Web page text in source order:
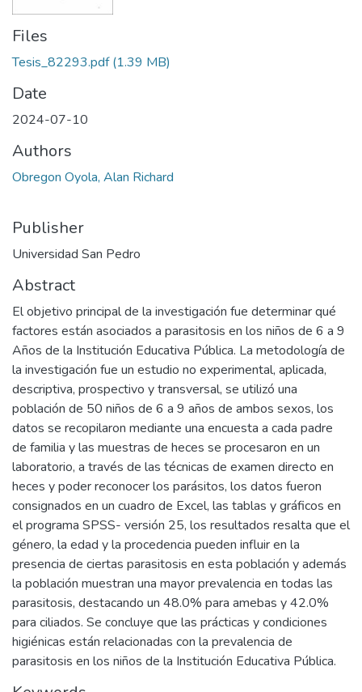
Files
Tesis_82293.pdf(1.39 MB)
Date
2024-07-10
Authors
Obregon Oyola, Alan Richard
Publisher
Universidad San Pedro
Abstract
El objetivo principal de la investigación fue determinar qué
factores están asociados a parasitosis en los niños de 6 a 9
Años de la Institución Educativa Pública. La metodología de
la investigación fue un estudio no experimental, aplicada,
descriptiva, prospectivo y transversal, se utilizó una
población de 50 niños de 6 a 9 años de ambos sexos, los
datos se recopilaron mediante una encuesta a cada padre
de familia y las muestras de heces se procesaron en un
laboratorio, a través de las técnicas de examen directo en
heces y poder reconocer los parásitos, los datos fueron
consignados en un cuadro de Excel, las tablas y gráficos en
el programa SPSS- versión 25, los resultados resalta que el
género, la edad y la procedencia pueden influir en la
presencia de ciertas parasitosis en esta población y además
la población muestran una mayor prevalencia en todas las
parasitosis, destacando un 48.0% para amebas y 42.0%
para ciliados. Se concluye que las prácticas y condiciones
higiénicas están relacionadas con la prevalencia de
parasitosis en los niños de la Institución Educativa Pública.